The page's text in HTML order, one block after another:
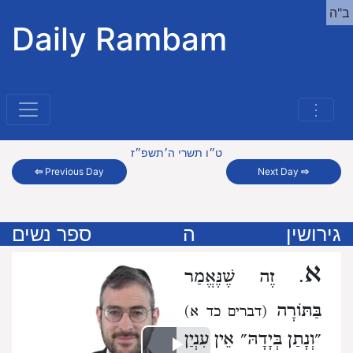
Daily Rambam
⋮
ב"ה
⇦ Previous Day
ט״ו תשרי ה׳תשפ״ז
Next Day⇨
גירושין ה ספר נשים
א. זֶה שֶׁנֶּאֱמַר
בַּתּוֹרָה (דברים כד א)
״וְנָתַן בְּיָדָהּ״ אֵין עִנְיַן